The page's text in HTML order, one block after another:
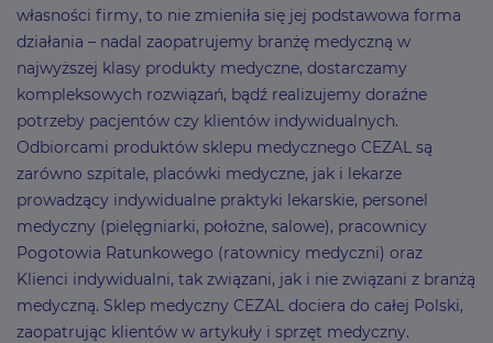
własności firmy, to nie zmieniła się jej podstawowa forma
działania – nadal zaopatrujemy branżę medyczną w
najwyższej klasy produkty medyczne, dostarczamy
kompleksowych rozwiązań, bądź realizujemy doraźne
potrzeby pacjentów czy klientów indywidualnych.
Odbiorcami produktów sklepu medycznego CEZAL są
zarówno szpitale, placówki medyczne, jak i lekarze
prowadzący indywidualne praktyki lekarskie, personel
medyczny (pielęgniarki, położne, salowe), pracownicy
Pogotowia Ratunkowego (ratownicy medyczni) oraz
Klienci indywidualni, tak związani, jak i nie związani z branżą
medyczną. Sklep medyczny CEZAL dociera do całej Polski,
zaopatrując klientów w artykuły i sprzęt medyczny.